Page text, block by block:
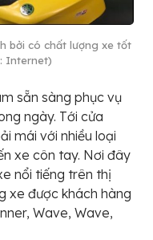
bởi có chất lượng xe tốt
Internet)
sẵn sàng phục vụ
ngày. Tới cửa
mái với nhiều loại
xe côn tay. Nơi đây
nổi tiếng trên thị
xe được khách hàng
Wave, Wave,